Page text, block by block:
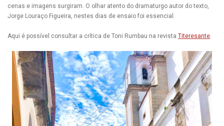
cenas e imagens surgiram. O olhar atento do dramaturgo autor do texto,
Jorge Louraço Figueira, nestes dias de ensaio foi essencial.
Aqui é possível consultar a crítica de Toni Rumbau na revista Titeresante.